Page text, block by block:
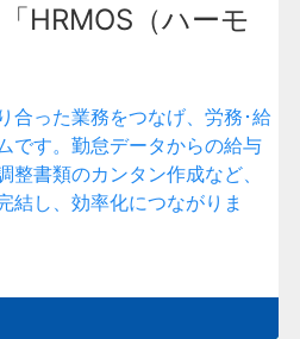
HRMOS（ハーモ
合った業務をつなげ、労務･給
です。勤怠データからの給与
書類のカンタン作成など、
結し、効率化につながりま